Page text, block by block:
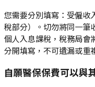
您需要分別填寫：受僱收
稅部分）。切勿將同一筆
個人入息課稅，稅務局會
分開填寫，不可遺漏或重
自願醫保保費可以與